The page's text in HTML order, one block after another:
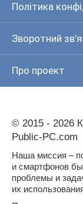
Політика
Зворотний
Про проект
© 2015 - 2026
Public-PC.com
Наша миссия –
и смартфонов
проблемы и
их